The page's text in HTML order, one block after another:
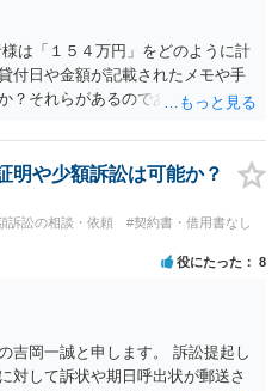
は「１５４万円」をどのように計
付日や金額が記載されたメモや手
？それらがあるのであればメール
の住所であれば調査することは可
にいては現在弁護士費用が自由化
請求額×8％or10万円の高い方、
ろでしょうか。法律事務所によ
あると思います。 勝訴の見込みや
た場合の費用については、詳細を
きますので、宜しければ、個別に
お願い致します。
明や少額訴訟は可能か？
訴訟の相談・依頼
#契約書・借用書なし
役にたった 8
吉岡一誠と申します。 訴訟提起し
対して訴状や期日呼出状が郵送さ